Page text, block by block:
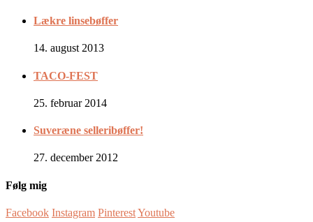
Lækre linsebøffer
14. august 2013
TACO-FEST
25. februar 2014
Suveræne selleribøffer!
27. december 2012
Følg mig
Facebook Instagram PinterestYoutube